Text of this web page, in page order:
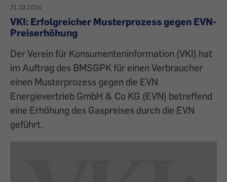
21.10.2024
VKI: Erfolgreicher Musterprozess gegen EVN-
Preiserhöhung
Der Verein für Konsumenteninformation (VKI) hat
im Auftrag des BMSGPK für einen Verbraucher
einen Musterprozess gegen die EVN
Energievertrieb GmbH & Co KG (EVN) betreffend
eine Erhöhung des Gaspreises durch die EVN
geführt.